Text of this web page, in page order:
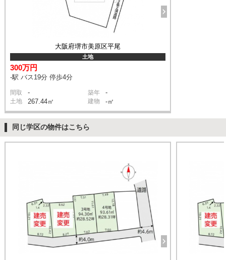
大阪府堺市美原区平尾
土地
300万円
-駅 バス19分 停歩4分
間取 - 築年 -
土地 267.44㎡ 建物 -㎡
同じ学区の物件はこちら